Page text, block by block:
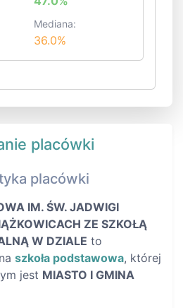
Mediana:
36.0%
placówki
placówki
IM. ŚW. JADWIGI
ZE SZKOŁĄ
W DZIALE to
szkoła podstawowa, której
jest MIASTO I GMINA